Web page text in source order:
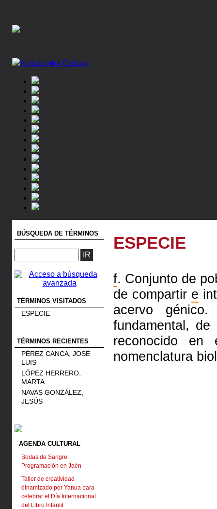
BÚSQUEDA DE TÉRMINOS
TÉRMINOS VISITADOS
ESPECIE
TÉRMINOS RECIENTES
PÉREZ CANCA, JOSÉ
LUIS
LÓPEZ HERRERO,
MARTA
NAVAS GONZÁLEZ,
JESÚS
AGENDA CULTURAL
Bodas de Sangre:
Programación en Jaén
Taller de creatividad
dinamizado por Yanua para
celebrar el Día Internacional
del Libro Infantil
ESPECIE
f. Conjunto de
de compartir e
acervo
fundamental,
reconocido
nomenclatura